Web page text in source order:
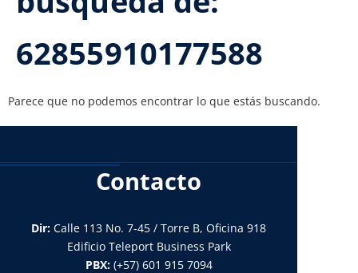
62855910177588
Parece que no podemos encontrar lo que estás buscando.
Contacto
Dir: Calle 113 No. 7-45 / Torre B, Oficina 918
Edificio Teleport Business Park
PBX:(+57) 601 915 7094